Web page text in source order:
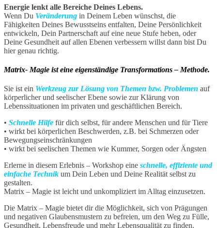
Energie lenkt alle Bereiche Deines Lebens.
Wenn Du Veränderung in Deinem Leben wünschst, die
Fähigkeiten Deines Bewusstseins entfalten, Deine Persönlichkeit
entwickeln, Dein Partnerschaft auf eine neue Stufe heben, oder
Deine Gesundheit auf allen Ebenen verbessern willst dann bist Du
hier genau richtig.
Matrix- Magie ist eine eigenständige Transformations – Methode.
Sie ist ein Werkzeug zur Lösung von Themen bzw. Problemen auf
körperlicher und seelischer Ebene sowie zur Klärung von
Lebenssituationen im privaten und geschäftlichen Bereich.
• Schnelle Hilfe für dich selbst, für andere Menschen und für Tiere
• wirkt bei körperlichen Beschwerden, z.B. bei Schmerzen oder
Bewegungseinschränkungen
• wirkt bei seelischen Themen wie Kummer, Sorgen oder Ängsten
Erlerne in diesem Erlebnis – Workshop eine schnelle, effiziente und
einfache Technik um Dein Leben und Deine Realität selbst zu
gestalten.
Matrix – Magie ist leicht und unkompliziert im Alltag einzusetzen.
Die Matrix – Magie bietet dir die Möglichkeit, sich von Prägungen
und negativen Glaubensmustern zu befreien, um den Weg zu Fülle,
Gesundheit, Lebensfreude und mehr Lebensqualität zu finden.